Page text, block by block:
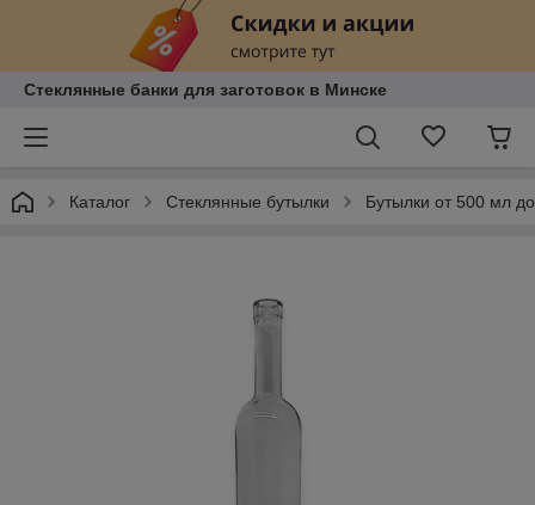
Стеклянные банки для заготовок в Минске
Каталог Стеклянные бутылки Бутылки от 500 мл